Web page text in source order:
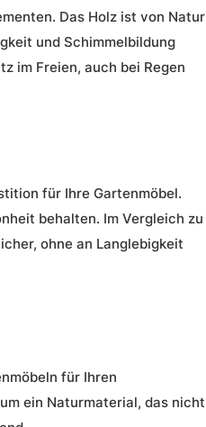
Das Holz ist von Natur
und Schimmelbildung
im Freien, auch bei Regen
für Ihre Gartenmöbel.
behalten. Im Vergleich zu
ohne an Langlebigkeit
für Ihren
ein Naturmaterial, das nicht